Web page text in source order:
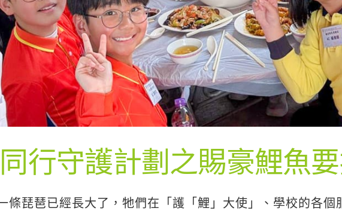
行守護計劃之賜豪鯉魚要
條琵琶已經長大了，牠們在「護「鯉」大使」、學校的各